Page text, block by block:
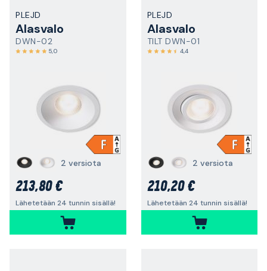
PLEJD
Alasvalo
DWN-02
5,0
2 versiota
213,80 €
Lähetetään 24 tunnin sisällä!
PLEJD
Alasvalo
TILT DWN-01
4,4
2 versiota
210,20 €
Lähetetään 24 tunnin sisällä!